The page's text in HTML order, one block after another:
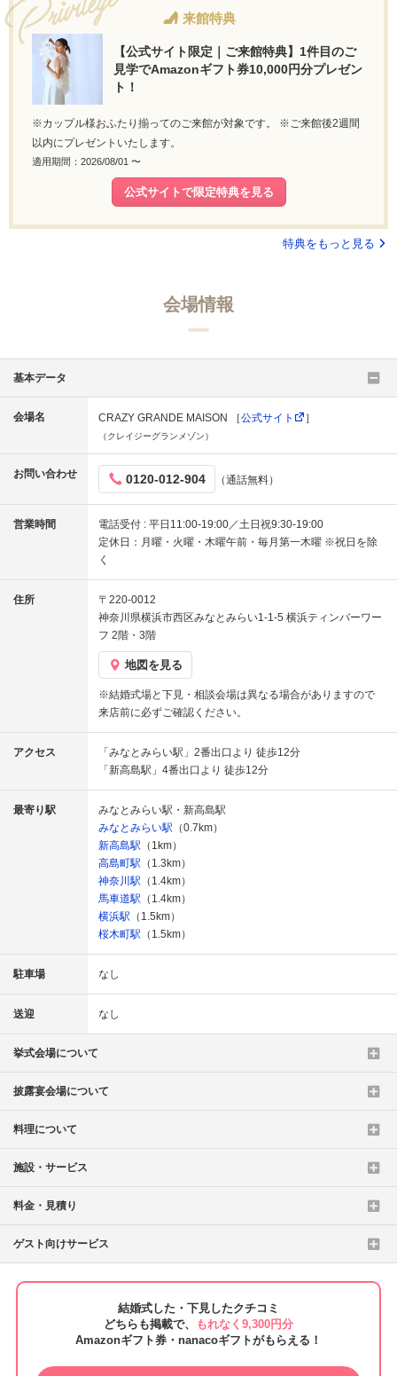
来館特典
【公式サイト限定｜ご来館特典】1件目のご
見学でAmazonギフト券10,000円分プレゼン
ト！
※カップル様おふたり揃ってのご来館が対象です。 ※ご来館後2週間
以内にプレゼントいたします。
適用期間：2026/08/01 〜
公式サイトで限定特典を見る
特典をもっと見る
会場情報
基本データ
会場名 CRAZY GRANDE MAISON ［公式サイト ］
（クレイジーグランメゾン）
お問い合わせ 0120-012-904 （通話無料）
営業時間
電話受付 : 平日11:00-19:00／土日祝9:30-19:00
定休日：月曜・火曜・木曜午前・毎月第一木曜 ※祝日を除
く
住所
〒220-0012
神奈川県横浜市西区みなとみらい1-1-5 横浜ティンバーワー
フ 2階・3階
地図を見る
※結婚式場と下見・相談会場は異なる場合がありますので
来店前に必ずご確認ください。
アクセス
「みなとみらい駅」2番出口より 徒歩12分
「新高島駅」4番出口より 徒歩12分
最寄り駅
みなとみらい駅・新高島駅
みなとみらい駅 （0.7km）
新高島駅 （1km）
高島町駅 （1.3km）
神奈川駅 （1.4km）
馬車道駅 （1.4km）
横浜駅 （1.5km）
桜木町駅 （1.5km）
駐車場 なし
送迎 なし
挙式会場について
披露宴会場について
料理について
施設・サービス
料金・見積り
ゲスト向けサービス
結婚式した・下見したクチコミ
どちらも掲載で、
もれなく9,300円分
Amazonギフト券・nanacoギフトがもらえる！